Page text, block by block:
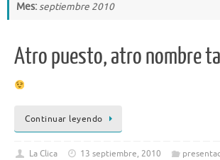
Mes:septiembre 2010
Atro puesto, atro nombre
Continuar leyendo
La Clica 13 septiembre, 2010